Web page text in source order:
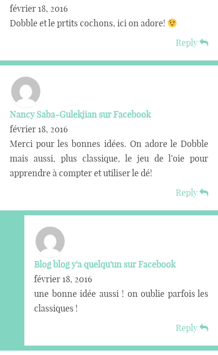
février 18, 2016
Dobble et le prtits cochons, ici on adore!
Reply
Nancy Saba-Gulekjian sur Facebook
février 18, 2016
Merci pour les bonnes idées. On adore le Dobble
mais aussi, plus classique, le jeu de l’oie pour
apprendre à compter et utiliser le dé!
Reply
Blog blog y'a quelqu'un sur Facebook
février 18, 2016
une bonne idée aussi ! on oublie parfois les
classiques !
Reply